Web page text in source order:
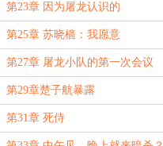
第23章 因为屠龙认识的
第25章 苏晓樯：我愿意
第27章 屠龙小队的第一次会议
第29章楚子航暴露
第31章 死侍